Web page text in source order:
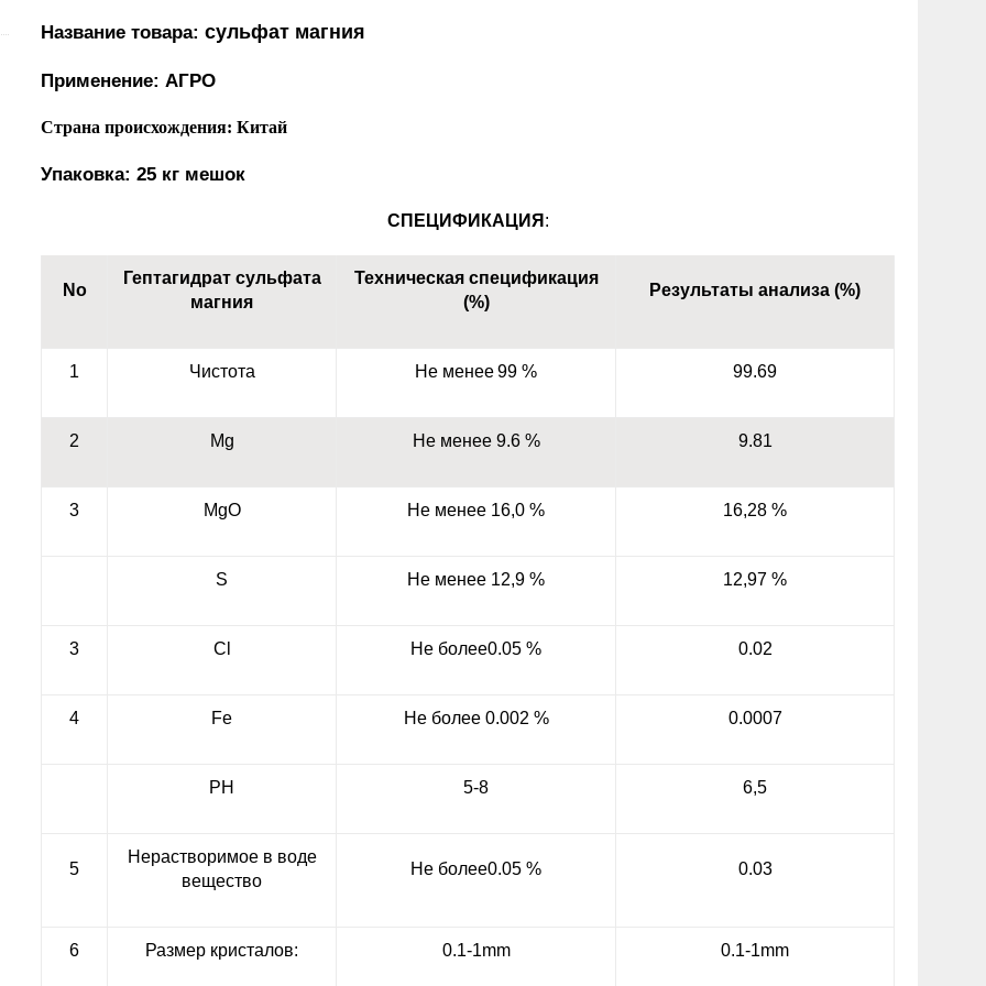
Название товара: сульфат магния
Применение: АГРО
Страна происхождения: Китай
Упаковка: 25 кг мешок
СПЕЦИФИКАЦИЯ :
No
Гептагидрат сульфата
магния
Техническая спецификация
(%)
Результаты анализа (%)
1 Чистота Не менее99 % 99.69
2 Mg Не менее 9.6% 9.81
3 MgO Не менее 16,0 % 16,28 %
S Не менее 12,9 % 12,97 %
3 Cl Не более0.05 % 0.02
4 Fe Не более 0.002 % 0.0007
PH 5-8 6,5
5
Нерастворимое в воде
вещество
Не более0.05 % 0.03
6 Размер кристалов: 0.1-1mm 0.1-1mm